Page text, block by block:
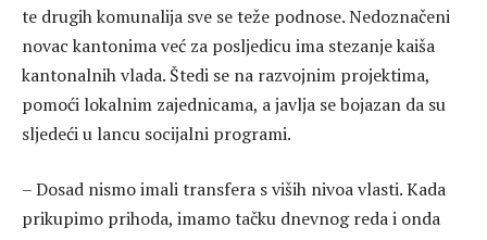
te drugih komunalija sve se teže podnose. Nedoznačeni
novac kantonima već za posljedicu ima stezanje kaiša
kantonalnih vlada. Štedi se na razvojnim projektima,
pomoći lokalnim zajednicama, a javlja se bojazan da su
sljedeći u lancu socijalni programi.
– Dosad nismo imali transfera s viših nivoa vlasti. Kada
prikupimo prihoda, imamo tačku dnevnog reda i onda